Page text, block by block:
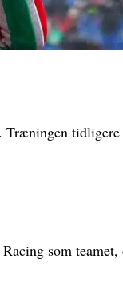
Træningen
som